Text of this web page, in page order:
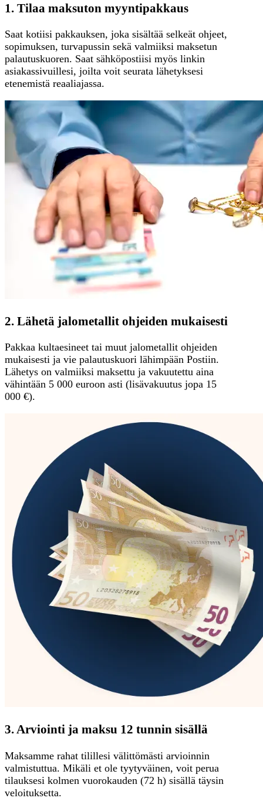
1. Tilaa maksuton myyntipakkaus
Saat kotiisi pakkauksen, joka sisältää selkeät ohjeet,
sopimuksen, turvapussin sekä valmiiksi maksetun
palautuskuoren. Saat sähköpostiisi myös linkin
asiakassivuillesi, joilta voit seurata lähetyksesi
etenemistä reaaliajassa.
2. Lähetä jalometallit ohjeiden mukaisesti
Pakkaa kultaesineet tai muut jalometallit ohjeiden
mukaisesti ja vie palautuskuori lähimpään Postiin.
Lähetys on valmiiksi maksettu ja vakuutettu aina
vähintään 5 000 euroon asti (lisävakuutus jopa 15
000 €).
3. Arviointi ja maksu 12 tunnin sisällä
Maksamme rahat tilillesi välittömästi arvioinnin
valmistuttua. Mikäli et ole tyytyväinen, voit perua
tilauksesi kolmen vuorokauden (72 h) sisällä täysin
veloituksetta.